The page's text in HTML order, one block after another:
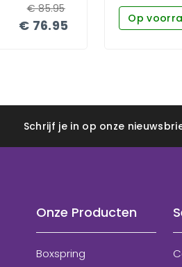
€ 76.95
€85.95
Op
Schrijf je in op onze
Onze Producten
Boxspring